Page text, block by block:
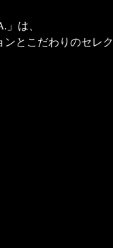
は、
ンとこだわりのセレク